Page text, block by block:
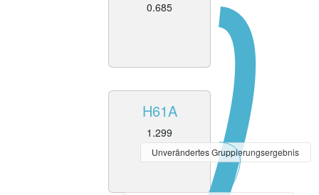
0.685
H61A
1.299
Unverändertes Gruppierungsergebnis